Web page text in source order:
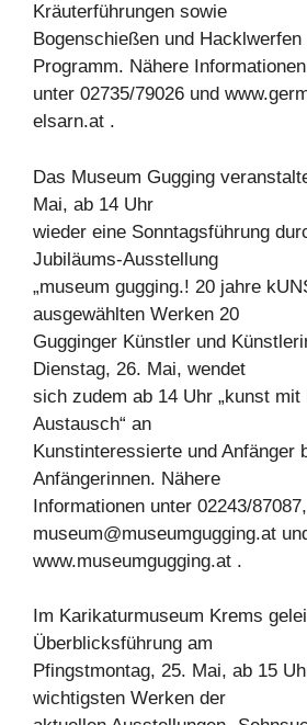
Kräuterführungen sowie
Bogenschießen und Hacklwerfen
Programm. Nähere Informationen
unter 02735/79026 und
elsarn.at .
Das Museum Gugging
Mai, ab 14 Uhr
wieder eine Sonntagsführung
Jubiläums-Ausstellung
„museum gugging.! 20 jahre
ausgewählten Werken 20
Gugginger Künstler und
Dienstag, 26. Mai, wendet
sich zudem ab 14 Uhr „kunst
Austausch“ an
Kunstinteressierte und Anfänger
Anfängerinnen. Nähere
Informationen unter 02243/
museum@museumgugging.at
www.museumgugging.at .
Im Karikaturmuseum Krems
Überblicksführung am
Pfingstmontag, 25. Mai, ab 15
wichtigsten Werken der